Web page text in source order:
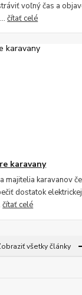
voľný čas a
čítať celé
karavany
majitelia karavanov
dostatok
čítať celé
všetky články